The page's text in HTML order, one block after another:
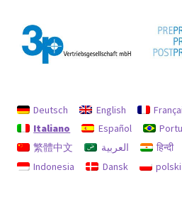
Vai
alla
navigazione
Vai
al
contenuto
Il mio conto
impronta
Deutsch English
Italiano
Español
繁體中文
العربية हिन्दी
Indonesia
Dansk polski